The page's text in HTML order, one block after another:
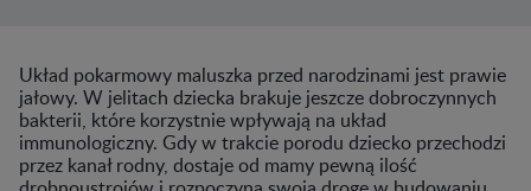
Układ pokarmowy maluszka przed narodzinami jest prawie
jałowy. W jelitach dziecka brakuje jeszcze dobroczynnych
bakterii, które korzystnie wpływają na układ
immunologiczny. Gdy w trakcie porodu dziecko przechodzi
przez kanał rodny, dostaje od mamy pewną ilość